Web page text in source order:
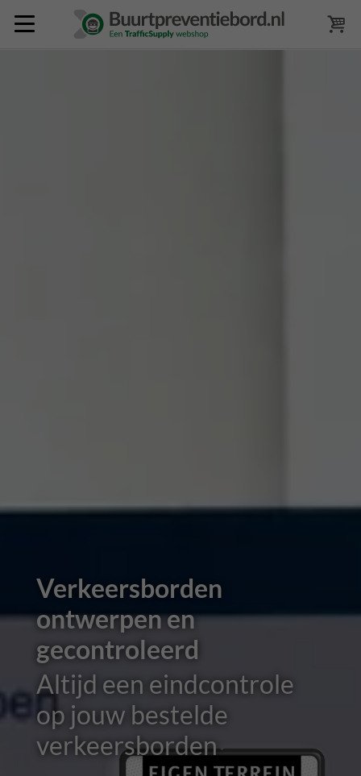
Verkeersborden
ontwerpen en
gecontroleerd
Altijd een eindcontrole
op jouw bestelde
verkeersborden